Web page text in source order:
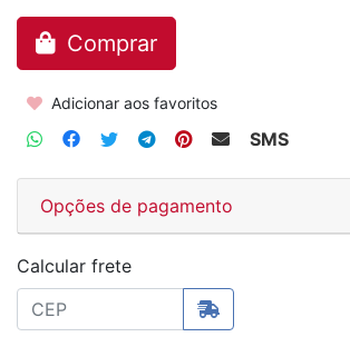
Comprar
Adicionar aos favoritos
SMS
Opções de pagamento
Calcular frete